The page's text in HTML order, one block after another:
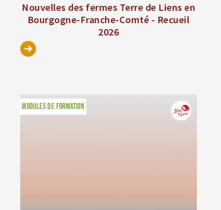
Nouvelles des fermes Terre de Liens en
Bourgogne-Franche-Comté - Recueil
2026
MODULES DE FORMATION